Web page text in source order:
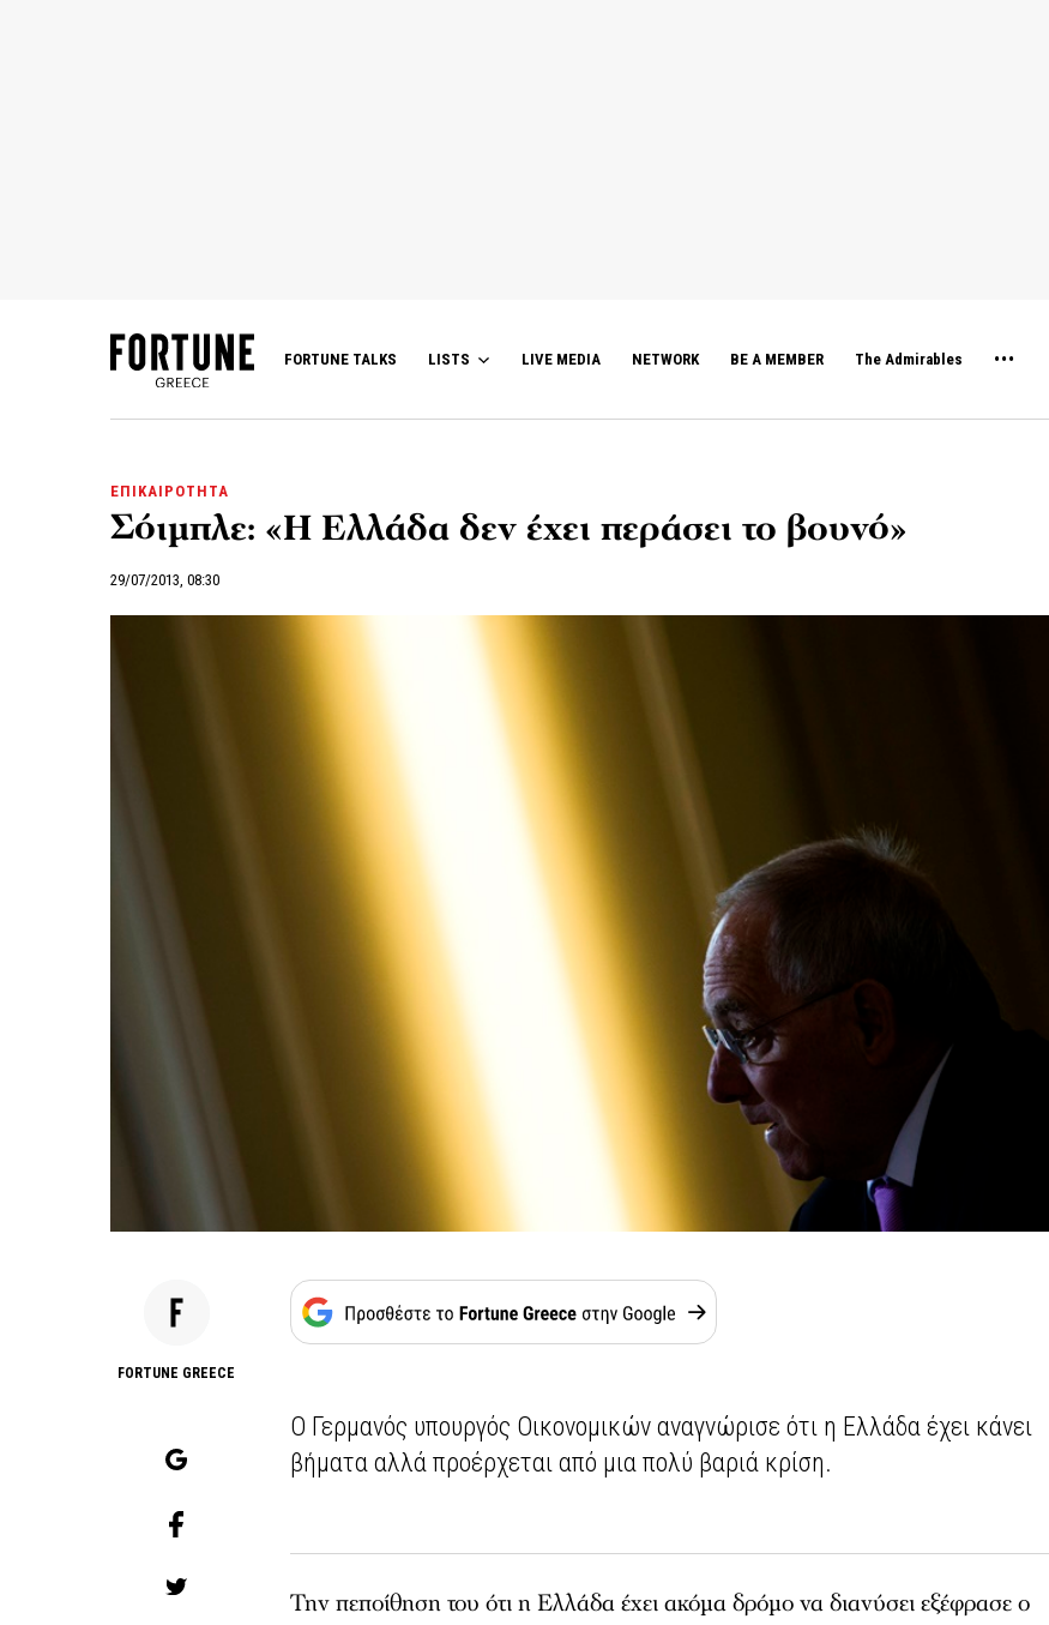
FORTUNE TALKS LISTS LIVE MEDIA NETWORK BE A MEMBER The Admirables
ΕΠΙΚΑΙΡΟΤΗΤΑ
Σόιμπλε: «Η Ελλάδα δεν έχει περάσει το βουνό»
29/07/2013, 08:30
FORTUNE GREECE
Ο Γερμανός υπουργός Οικονομικών αναγνώρισε ότι η Ελλάδα έχει κάνει
βήματα αλλά προέρχεται από μια πολύ βαριά κρίση.
Την πεποίθηση του ότι η Ελλάδα έχει ακόμα δρόμο να διανύσει εξέφρασε ο